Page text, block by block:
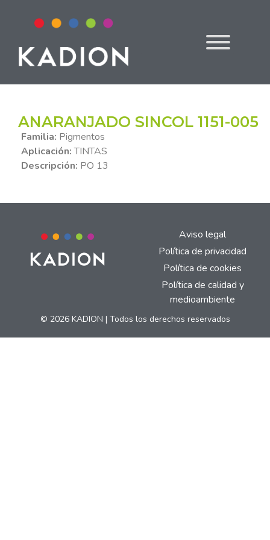
ANARANJADO SINCOL 1151-005
Familia: Pigmentos
Aplicación:TINTAS
Descripción: PO 13
Aviso legal
Política de privacidad
Política de cookies
Política de calidad y
medioambiente
© 2026 KADION | Todos los derechos reservados